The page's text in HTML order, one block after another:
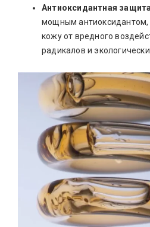
Антиоксидантная
мощным
кожу от вредного
радикалов и